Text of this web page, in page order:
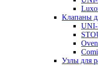
Клапаны
Узлы для